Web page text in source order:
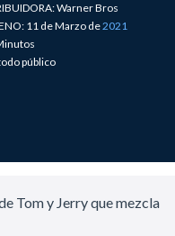
Warner Bros
11 de Marzo de2021
público
Tom y Jerry que mezcla